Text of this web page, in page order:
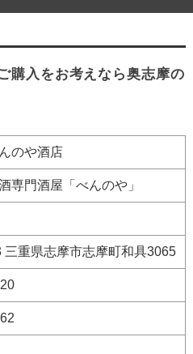
購入をお考えなら奥志摩の
のや酒店
専門酒屋「べんのや」
三重県志摩市志摩町和具3065